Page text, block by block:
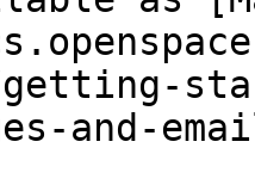
and-